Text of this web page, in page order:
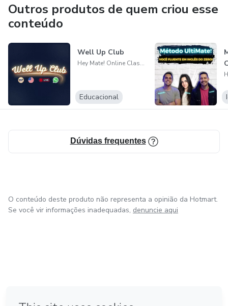
Você pode nos conhecer melhor em canais como:
Instagram, Facebook, YouTube, Spotify, Telegram, Discord,
Estamos ansiosos para conhecer você e termos um novo
Mate!
Outros produtos de quem criou esse
conteúdo
Well Up Club
Hey Mate! Online Classes
Educacional
Dúvidas frequentes
O conteúdo deste produto não representa a opinião da Hotmart.
Se você vir informações inadequadas, denuncie aqui